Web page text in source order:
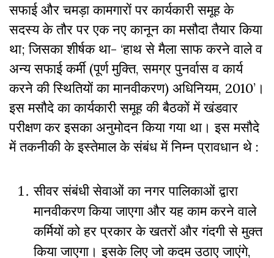
सफाई और चमड़ा कामगाराें पर कार्यकारी समूह के
सदस्य के तौर पर एक नए कानून का मसौदा तैयार किया
था; जिसका शीर्षक था- ‘हाथ से मैला साफ करने वाले व
अन्य सफाई कर्मी (पूर्ण मुक्ति, समग्र पुनर्वास व कार्य
करने की स्थितियों का मानवीकरण) अधिनियम, 2010’।
इस मसौदे का कार्यकारी समूह की बैठकों में खंडवार
परीक्षण कर इसका अनुमोदन किया गया था। इस मसौदे
में तकनीकी के इस्तेमाल के संबंध में निम्न प्रावधान थे :
सीवर संबंधी सेवाओं का नगर पालिकाओं द्वारा
मानवीकरण किया जाएगा और यह काम करने वाले
कर्मियों को हर प्रकार के खतरों और गंदगी से मुक्त
किया जाएगा। इसके लिए जो कदम उठाए जाएंगे,